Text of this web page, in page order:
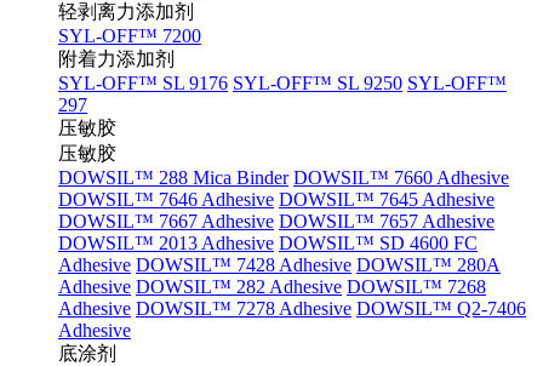
轻剥离力添加剂
SYL-OFF™ 7200
附着力添加剂
SYL-OFF™ SL 9176 SYL-OFF™ SL 9250 SYL-OFF™
297
压敏胶
压敏胶
DOWSIL™ 288 Mica Binder DOWSIL™ 7660 Adhesive
DOWSIL™ 7646 Adhesive DOWSIL™ 7645 Adhesive
DOWSIL™ 7667 Adhesive DOWSIL™ 7657 Adhesive
DOWSIL™ 2013 Adhesive DOWSIL™ SD 4600 FC
Adhesive DOWSIL™ 7428 Adhesive DOWSIL™ 280A
Adhesive DOWSIL™ 282 Adhesive DOWSIL™ 7268
Adhesive DOWSIL™ 7278 Adhesive DOWSIL™ Q2-7406
Adhesive
底涂剂